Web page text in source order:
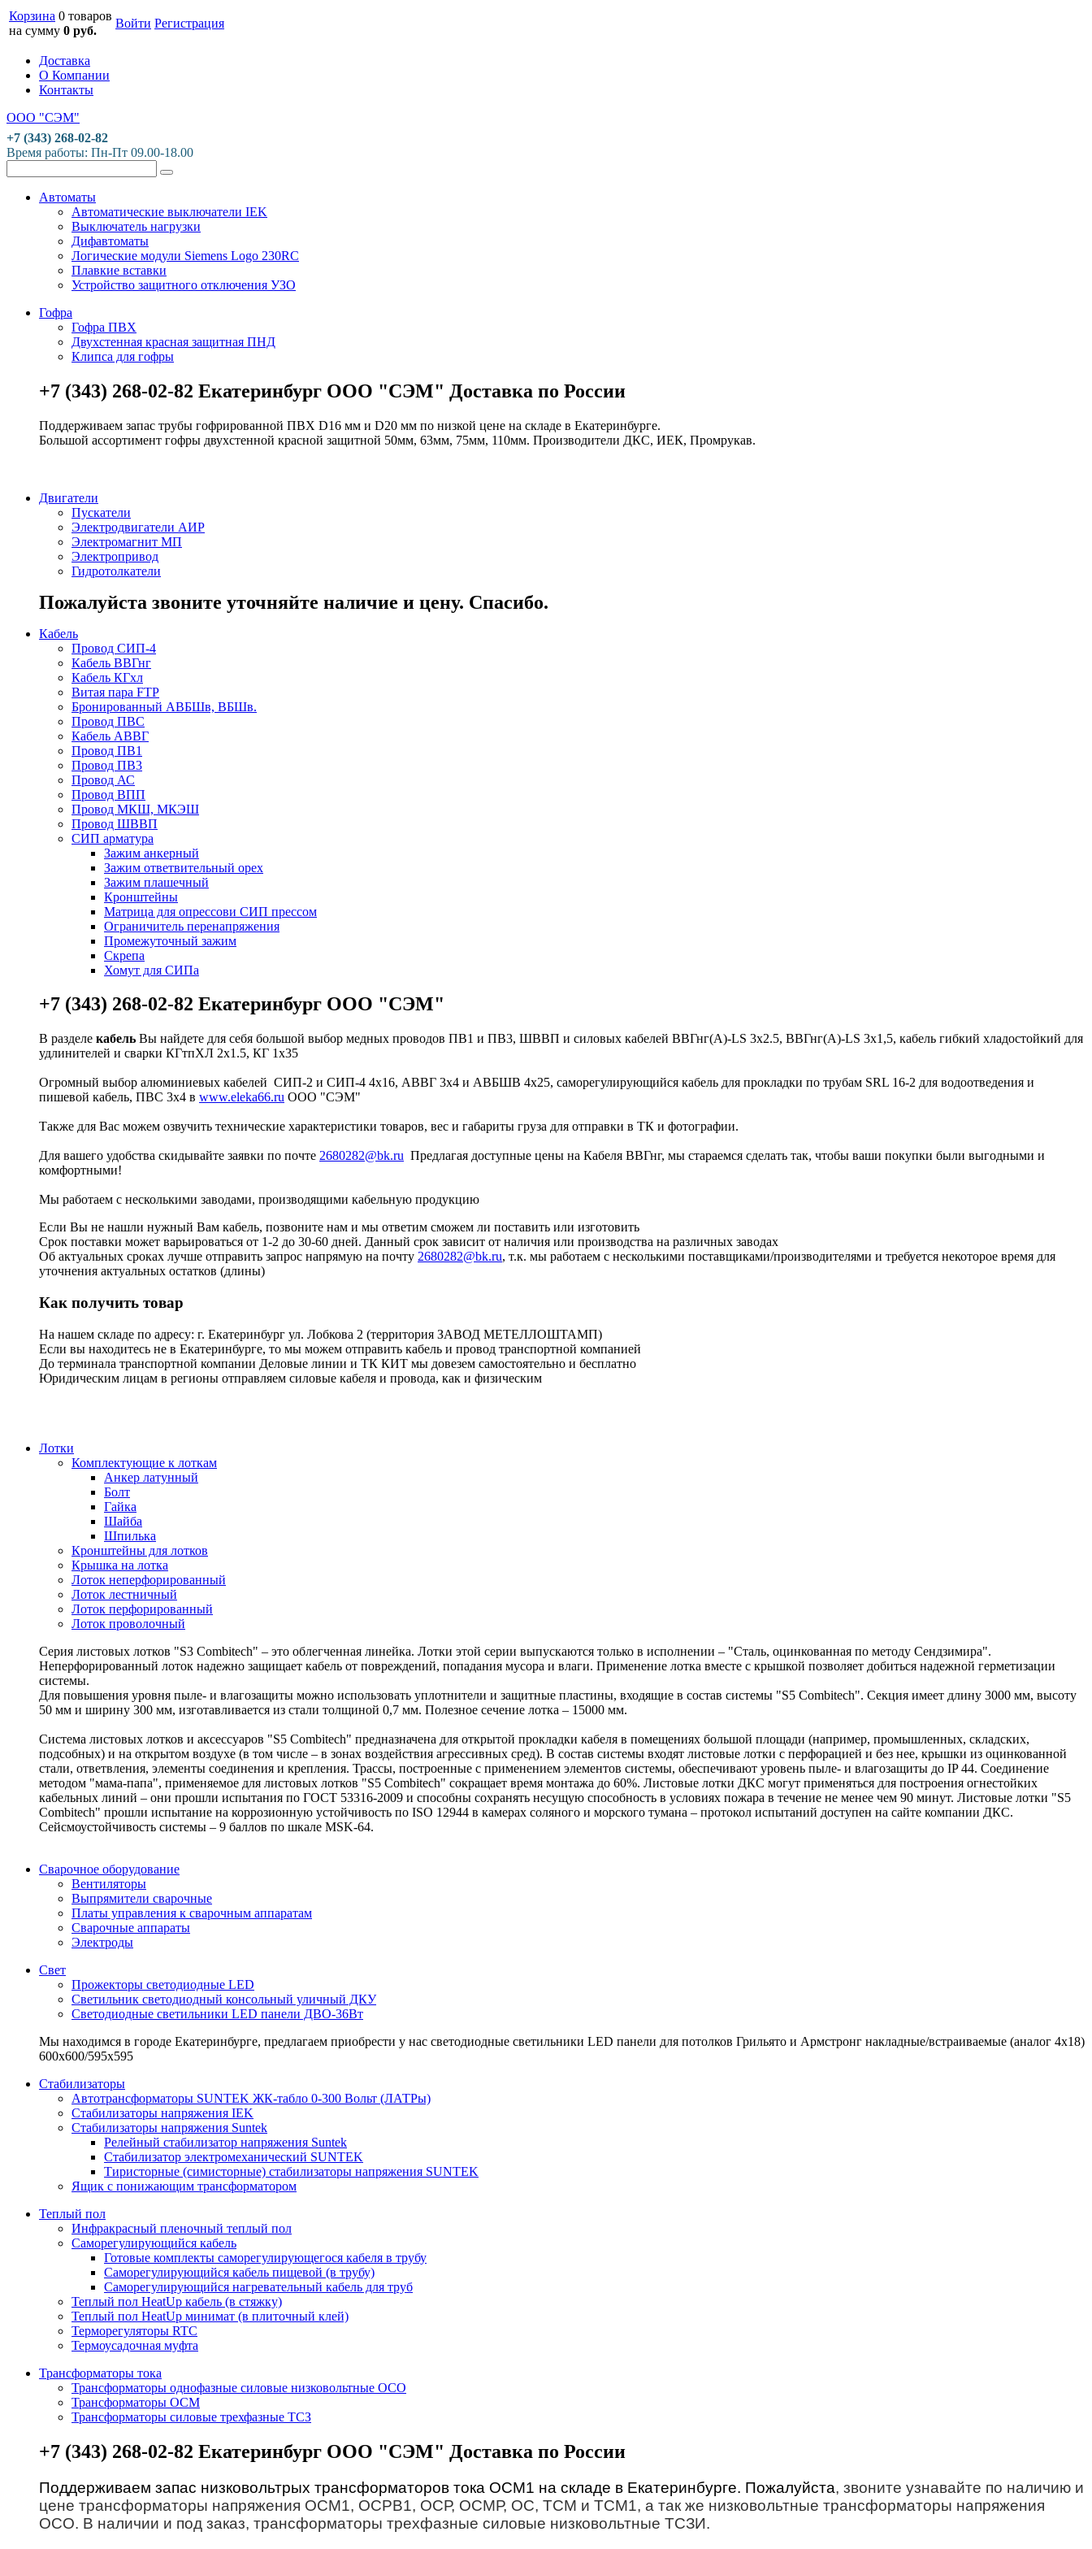
Корзина 0 товаров
на сумму 0 руб.
Войти Регистрация
Доставка
О Компании
Контакты
ООО "СЭМ"
+7 (343) 268-02-82
Время работы: Пн-Пт 09.00-18.00
Автоматы
Автоматические выключатели IEK
Выключатель нагрузки
Дифавтоматы
Логические модули Siemens Logo 230RC
Плавкие вставки
Устройство защитного отключения УЗО
Гофра
Гофра ПВХ
Двухстенная красная защитная ПНД
Клипса для гофры
+7 (343) 268-02-82 Екатеринбург ООО "СЭМ" Доставка по России
Поддерживаем запас трубы гофрированной ПВХ D16 мм и D20 мм по низкой цене на складе в Екатеринбурге.
Большой ассортимент гофры двухстенной красной защитной 50мм, 63мм, 75мм, 110мм. Производители ДКС, ИЕК, Промрукав.
Двигатели
Пускатели
Электродвигатели АИР
Электромагнит МП
Электропривод
Гидротолкатели
Пожалуйста звоните уточняйте наличие и цену. Спасибо.
Кабель
Провод СИП-4
Кабель ВВГнг
Кабель КГхл
Витая пара FTP
Бронированный АВБШв, ВБШв.
Провод ПВС
Кабель АВВГ
Провод ПВ1
Провод ПВ3
Провод АС
Провод ВПП
Провод МКШ, МКЭШ
Провод ШВВП
СИП арматура
Зажим анкерный
Зажим ответвительный орех
Зажим плашечный
Кронштейны
Матрица для опрессови СИП прессом
Ограничитель перенапряжения
Промежуточный зажим
Скрепа
Хомут для СИПа
+7 (343) 268-02-82 Екатеринбург ООО "СЭМ"
В разделе кабель Вы найдете для себя большой выбор медных проводов ПВ1 и ПВ3, ШВВП и силовых кабелей ВВГнг(A)-LS 3х2.5, ВВГнг(A)-LS 3х1,5, кабель гибкий хладостойкий для
удлинителей и сварки КГтпХЛ 2х1.5, КГ 1х35
Огромный выбор алюминиевых кабелей СИП-2 и СИП-4 4х16, АВВГ 3х4 и АВБШВ 4х25, саморегулирующийся кабель для прокладки по трубам SRL 16-2 для водоотведения и
пишевой кабель, ПВС 3х4 в www.eleka66.ru ООО "СЭМ"
Также для Вас можем озвучить технические характеристики товаров, вес и габариты груза для отправки в ТК и фотографии.
Для вашего удобства скидывайте заявки по почте 2680282@bk.ru Предлагая доступные цены на Кабеля ВВГнг, мы стараемся сделать так, чтобы ваши покупки были выгодными и
комфортными!
Мы работаем с несколькими заводами, производящими кабельную продукцию
Если Вы не нашли нужный Вам кабель, позвоните нам и мы ответим сможем ли поставить или изготовить
Срок поставки может варьироваться от 1-2 до 30-60 дней. Данный срок зависит от наличия или производства на различных заводах
Об актуальных сроках лучше отправить запрос напрямую на почту 2680282@bk.ru, т.к. мы работаем с несколькими поставщиками/производителями и требуется некоторое время для
уточнения актуальных остатков (длины)
Как получить товар
На нашем складе по адресу: г. Екатеринбург ул. Лобкова 2 (территория ЗАВОД МЕТЕЛЛОШТАМП)
Если вы находитесь не в Екатеринбурге, то мы можем отправить кабель и провод транспортной компанией
До терминала транспортной компании Деловые линии и ТК КИТ мы довезем самостоятельно и бесплатно
Юридическим лицам в регионы отправляем силовые кабеля и провода, как и физическим
Лотки
Комплектующие к лоткам
Анкер латунный
Болт
Гайка
Шайба
Шпилька
Кронштейны для лотков
Крышка на лотка
Лоток неперфорированный
Лоток лестничный
Лоток перфорированный
Лоток проволочный
Серия листовых лотков "S3 Combitech" – это облегченная линейка. Лотки этой серии выпускаются только в исполнении – "Сталь, оцинкованная по методу Сендзимира".
Неперфорированный лоток надежно защищает кабель от повреждений, попадания мусора и влаги. Применение лотка вместе с крышкой позволяет добиться надежной герметизации
системы.
Для повышения уровня пыле- и влагозащиты можно использовать уплотнители и защитные пластины, входящие в состав системы "S5 Combitech". Секция имеет длину 3000 мм, высоту
50 мм и ширину 300 мм, изготавливается из стали толщиной 0,7 мм. Полезное сечение лотка – 15000 мм.
Система листовых лотков и аксессуаров "S5 Combitech" предназначена для открытой прокладки кабеля в помещениях большой площади (например, промышленных, складских,
подсобных) и на открытом воздухе (в том числе – в зонах воздействия агрессивных сред). В состав системы входят листовые лотки с перфорацией и без нее, крышки из оцинкованной
стали, ответвления, элементы соединения и крепления. Трассы, построенные с применением элементов системы, обеспечивают уровень пыле- и влагозащиты до IP 44. Соединение
методом "мама-папа", применяемое для листовых лотков "S5 Combitech" сокращает время монтажа до 60%. Листовые лотки ДКС могут применяться для построения огнестойких
кабельных линий – они прошли испытания по ГОСТ 53316-2009 и способны сохранять несущую способность в условиях пожара в течение не менее чем 90 минут. Листовые лотки "S5
Combitech" прошли испытание на коррозионную устойчивость по ISO 12944 в камерах соляного и морского тумана – протокол испытаний доступен на сайте компании ДКС.
Сейсмоустойчивость системы – 9 баллов по шкале MSK-64.
Сварочное оборудование
Вентиляторы
Выпрямители сварочные
Платы управления к сварочным аппаратам
Сварочные аппараты
Электроды
Свет
Прожекторы светодиодные LED
Светильник светодиодный консольный уличный ДКУ
Светодиодные светильники LED панели ДВО-36Вт
Мы находимся в городе Екатеринбурге, предлагаем приобрести у нас светодиодные светильники LED панели для потолков Грильято и Армстронг накладные/встраиваемые (аналог 4х18)
600х600/595x595
Стабилизаторы
Автотрансформаторы SUNTEK ЖК-табло 0-300 Вольт (ЛАТРы)
Стабилизаторы напряжения IEK
Стабилизаторы напряжения Suntek
Релейный стабилизатор напряжения Suntek
Стабилизатор электромеханический SUNTEK
Тиристорные (симисторные) стабилизаторы напряжения SUNTEK
Ящик с понижающим трансформатором
Теплый пол
Инфракрасный пленочный теплый пол
Саморегулирующийся кабель
Готовые комплекты саморегулирующегося кабеля в трубу
Саморегулирующийся кабель пищевой (в трубу)
Саморегулирующийся нагревательный кабель для труб
Теплый пол HeatUp кабель (в стяжку)
Теплый пол HeatUp минимат (в плиточный клей)
Терморегуляторы RTC
Термоусадочная муфта
Трансформаторы тока
Трансформаторы однофазные силовые низковольтные ОСО
Трансформаторы ОСМ
Трансформаторы силовые трехфазные ТСЗ
+7 (343) 268-02-82 Екатеринбург ООО "СЭМ" Доставка по России
Поддерживаем запас низковольтрых трансформаторов тока ОСМ1 на складе в Екатеринбурге. Пожалуйста, звоните узнавайте по наличию и
цене трансформаторы напряжения ОСМ1, ОСРВ1, ОСР, ОСМР, ОС, ТСМ и ТСМ1, а так же низковольтные трансформаторы напряжения
ОСО. В наличии и под заказ, трансформаторы трехфазные силовые низковольтные ТСЗИ.